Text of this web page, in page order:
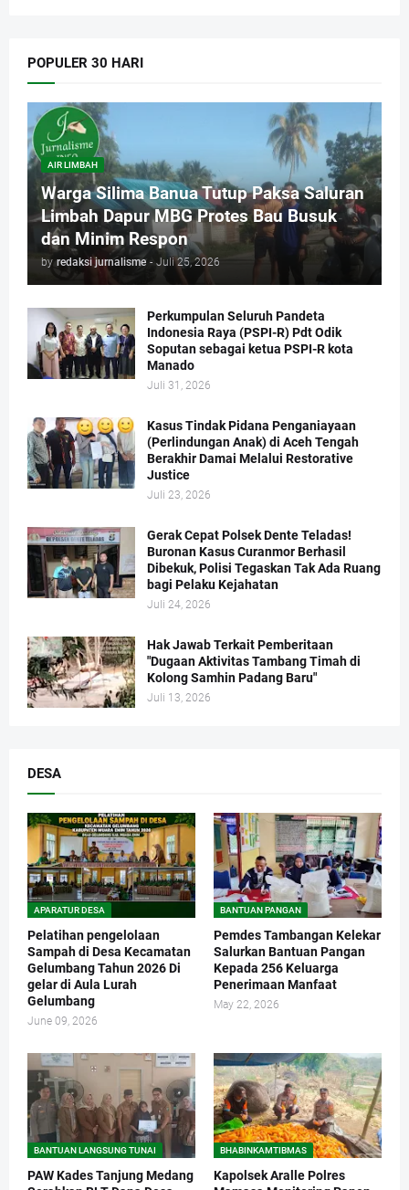
POPULER 30 HARI
AIR LIMBAH
Warga Silima Banua Tutup Paksa Saluran
Limbah Dapur MBG Protes Bau Busuk
dan Minim Respon
by redaksi jurnalisme - Juli 25, 2026
Perkumpulan Seluruh Pandeta
Indonesia Raya (PSPI-R) Pdt Odik
Soputan sebagai ketua PSPI-R kota
Manado
Juli 31, 2026
Kasus Tindak Pidana Penganiayaan
(Perlindungan Anak) di Aceh Tengah
Berakhir Damai Melalui Restorative
Justice
Juli 23, 2026
Gerak Cepat Polsek Dente Teladas!
Buronan Kasus Curanmor Berhasil
Dibekuk, Polisi Tegaskan Tak Ada Ruang
bagi Pelaku Kejahatan
Juli 24, 2026
Hak Jawab Terkait Pemberitaan
"Dugaan Aktivitas Tambang Timah di
Kolong Samhin Padang Baru"
Juli 13, 2026
DESA
APARATUR DESA
Pelatihan pengelolaan
Sampah di Desa Kecamatan
Gelumbang Tahun 2026 Di
gelar di Aula Lurah
Gelumbang
June 09, 2026
BANTUAN PANGAN
Pemdes Tambangan Kelekar
Salurkan Bantuan Pangan
Kepada 256 Keluarga
Penerimaan Manfaat
May 22, 2026
BANTUAN LANGSUNG TUNAI
PAW Kades Tanjung Medang
BHABINKAMTIBMAS
Kapolsek Aralle Polres